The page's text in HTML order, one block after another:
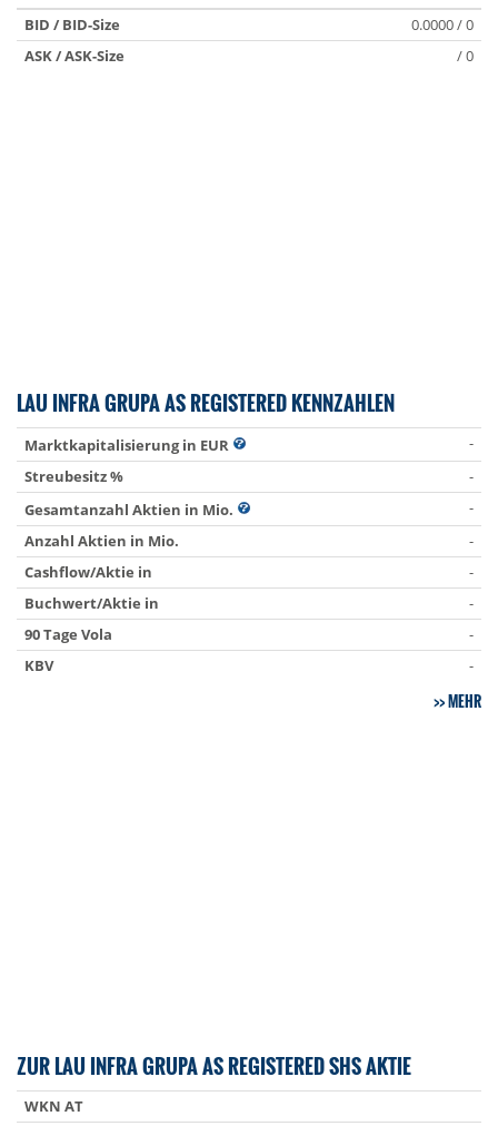
BID / BID-Size
0.0000 / 0
ASK / ASK-Size
/ 0
LAU INFRA GRUPA AS REGISTERED KENNZAHLEN
Marktkapitalisierung in EUR
-
Streubesitz %
-
Gesamtanzahl Aktien in Mio.
-
Anzahl Aktien in Mio.
-
Cashflow/Aktie in
-
Buchwert/Aktie in
-
90 Tage Vola
-
KBV
-
MEHR
ZUR LAU INFRA GRUPA AS REGISTERED SHS AKTIE
WKN AT